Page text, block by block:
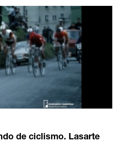
de ciclismo. Lasarte